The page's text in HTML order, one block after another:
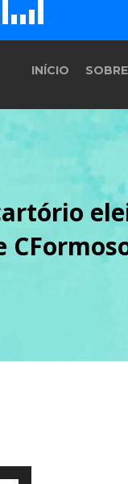
DE F G
INÍCIO SOBRE